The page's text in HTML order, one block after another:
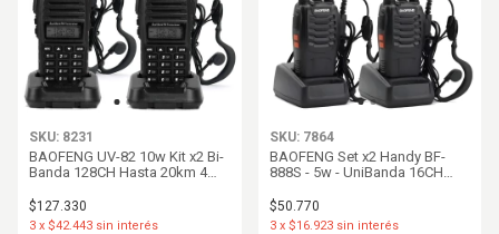
SKU: 8231
BAOFENG UV-82 10w Kit x2 Bi-
Banda 128CH Hasta 20km 4
$127.330
3 x $42.443 sin interés
SKU: 7864
BAOFENG Set x2 Handy BF-
888S - 5w - UniBanda 16CH
$50.770
3 x $16.923 sin interés